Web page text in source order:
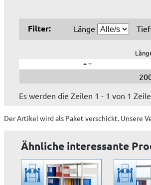
Filter: Länge
Es werden die Zeilen 1 - 1 von 1
Der Artikel wirdals Paket verschickt. Unsere
Ähnliche interessante